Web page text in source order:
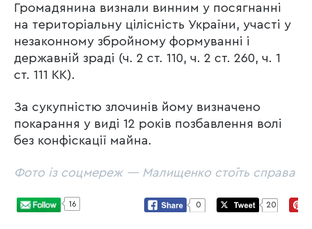
Громадянина визнали винним у посягнанні
на територіальну цілісність України, участі у
незаконному збройному формуванні і
державній зраді (ч. 2 ст. 110, ч. 2 ст. 260, ч. 1
ст. 111 КК).
За сукупністю злочинів йому визначено
покарання у виді 12 років позбавлення волі
без конфіскації майна.
Фото із соцмереж — Малищенко стоїть справа
16 0 20